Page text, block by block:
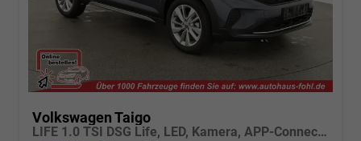
Volkswagen Taigo
LIFE 1.0 TSI DSG Life, LED, Kamera, APP-Connect, Winter, 17-Zoll